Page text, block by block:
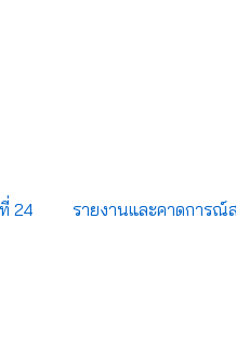
24
รายงานและคาดการ